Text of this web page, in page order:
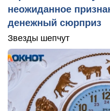
неожиданное
денежный сюрприз
Звезды шепчут